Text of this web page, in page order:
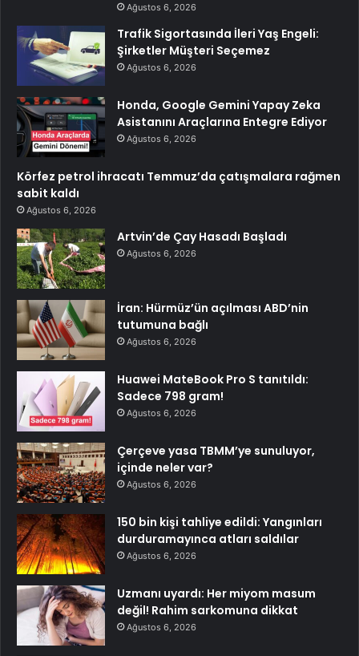
Ağustos 6, 2026
Trafik Sigortasında İleri Yaş Engeli:
Şirketler Müşteri Seçemez
Ağustos 6, 2026
Honda, Google Gemini Yapay Zeka
Asistanını Araçlarına Entegre Ediyor
Ağustos 6, 2026
Körfez petrol ihracatı Temmuz’da çatışmalara rağmen
sabit kaldı
Ağustos 6, 2026
Artvin’de Çay Hasadı Başladı
Ağustos 6, 2026
İran: Hürmüz’ün açılması ABD’nin
tutumuna bağlı
Ağustos 6, 2026
Huawei MateBook Pro S tanıtıldı:
Sadece 798 gram!
Ağustos 6, 2026
Çerçeve yasa TBMM’ye sunuluyor,
içinde neler var?
Ağustos 6, 2026
150 bin kişi tahliye edildi: Yangınları
durduramayınca atları saldılar
Ağustos 6, 2026
Uzmanı uyardı: Her miyom masum
değil! Rahim sarkomuna dikkat
Ağustos 6, 2026